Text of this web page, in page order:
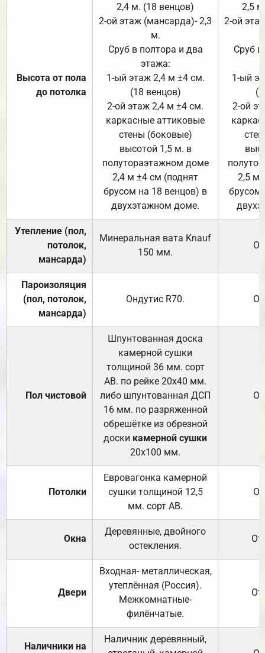
Высота от пола
до потолка
2,4 м. (18 венцов)
2-ой этаж (мансарда)- 2,3
м.
Сруб в полтора и два
этажа:
1-ый этаж 2,4 м ±4 см.
(18 венцов)
2-ой этаж 2,4 м ±4 см.
каркасные аттиковые
стены (боковые)
высотой 1,5 м. в
полутораэтажном доме
2,4 м ±4 см (поднят
брусом на 18 венцов) в
двухэтажном доме.
2,5
2-ой
Сруб
1-ый
2-ой
2,5 м
брусом
Утепление (пол,
потолок,
мансарда)
Минеральная вата Knauf
150 мм.
Пароизоляция
(пол, потолок,
мансарда)
Ондутис R70.
Пол чистовой
Шпунтованная доска
камерной сушки
толщиной 36 мм. сорт
АВ. по рейке 20х40 мм.
либо шпунтованная ДСП
16 мм. по разряженной
обрешётке из обрезной
доски камерной сушки
20х100 мм.
Потолки
Евровагонка камерной
сушки толщиной 12,5
мм. сорт АВ.
Окна
Деревянные, двойного
остекления.
Двери
Входная- металлическая,
утеплённая (Россия).
Межкомнатные-
филёнчатые.
Наличники на
Наличник деревянный,